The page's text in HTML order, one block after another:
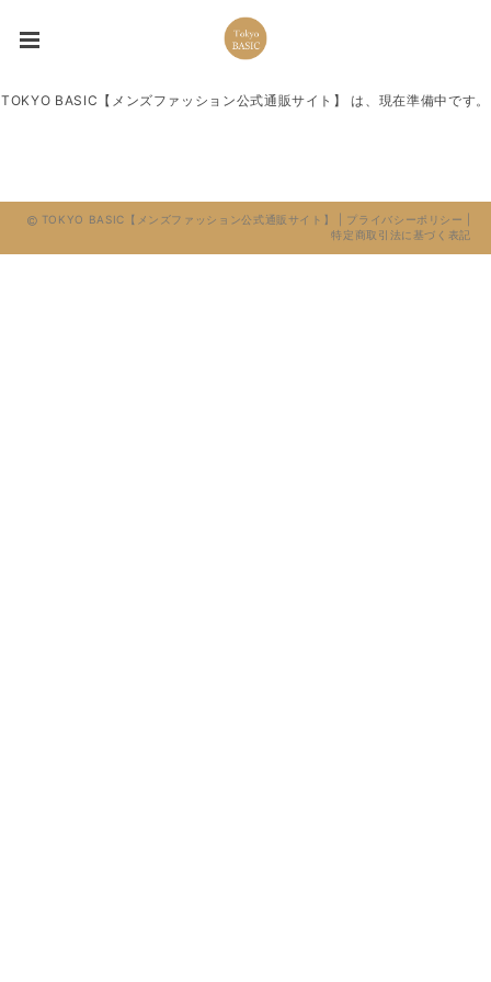
TOKYO BASIC【メンズファッション公式通販サイト】 は、現在準備中です。
TOKYO BASIC【メンズファッション公式通販サイト】 | プライバシーポリシー
特定商取引法に基づく表記